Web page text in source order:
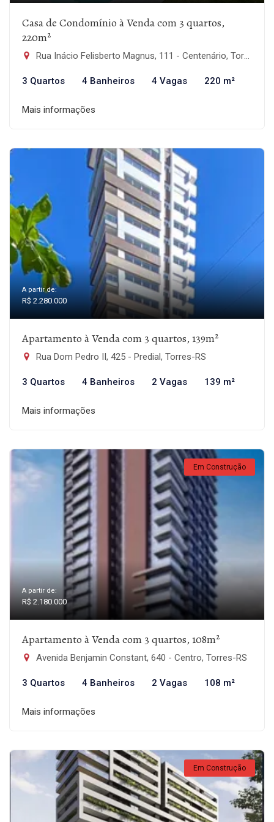
Casa de Condomínio à Venda com 3 quartos,
220m²
Rua Inácio Felisberto Magnus, 111 - Centenário, Torres-RS
3 Quartos 4 Banheiros 4 Vagas 220 m²
Mais informações
A partir de:
R$ 2.280.000
Apartamento à Venda com 3 quartos, 139m²
Rua Dom Pedro II, 425 - Predial, Torres-RS
3 Quartos 4 Banheiros 2 Vagas 139 m²
Mais informações
Em Construção
A partir de:
R$ 2.180.000
Apartamento à Venda com 3 quartos, 108m²
Avenida Benjamin Constant, 640 - Centro, Torres-RS
3 Quartos 4 Banheiros 2 Vagas 108 m²
Mais informações
Em Construção